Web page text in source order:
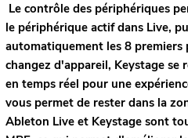
Le contrôle des périphériques
le périphérique actif dans Live,
automatiquement les 8 premiers
changez d'appareil, Keystage se
en temps réel pour une
vous permet de rester dans la
Ableton Live et Keystage sont